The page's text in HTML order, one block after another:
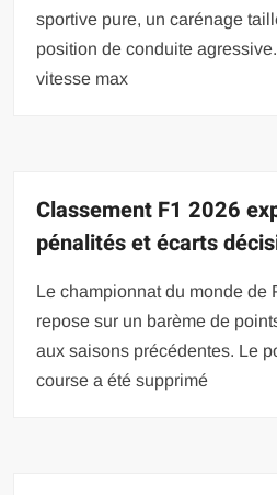
sportive pure, un carénage
position de conduite
vitesse max
Classement F1 2026
pénalités et écarts
Le championnat du monde de
repose sur un barème de
aux saisons précédentes. Le
course a été supprimé